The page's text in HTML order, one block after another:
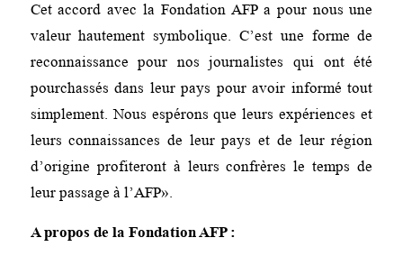
Cet accord avec la Fondation AFP a pour nous une
valeur hautement symbolique. C’est une forme de
reconnaissance pour nos journalistes qui ont été
pourchassés dans leur pays pour avoir informé tout
simplement. Nous espérons que leurs expériences et
leurs connaissances de leur pays et de leur région
d’origine profiteront à leurs confrères le temps de
leur passage à l’AFP».
A propos de la Fondation AFP :